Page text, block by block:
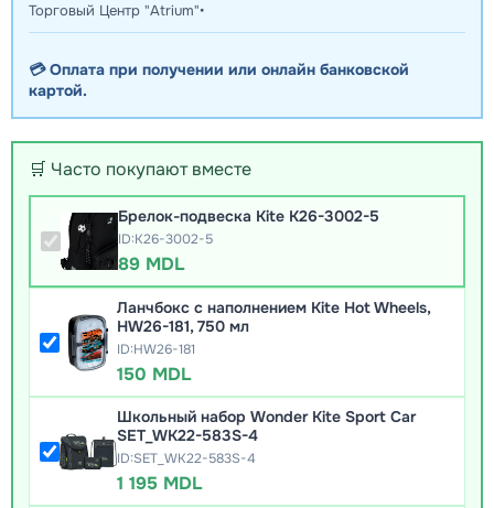
Торговый Центр "Atrium"•
💳 Оплата при получении или онлайн банковской
картой.
🛒 Часто покупают вместе
Брелок-подвеска Kite K26-3002-5
ID:K26-3002-5
89 MDL
Ланчбокс с наполнением Kite Hot Wheels,
HW26-181, 750 мл
ID:HW26-181
150 MDL
Школьный набор Wonder Kite Sport Car
SET_WK22-583S-4
ID:SET_WK22-583S-4
1 195 MDL